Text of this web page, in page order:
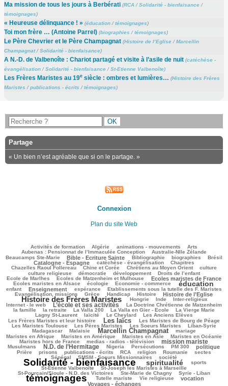
Ma mission de tous les jours à Berbérati (RCA/Solidarité - bienfaisance/
témoignages)
« Heureuse délinquance ! » (éducation/témoignages)
Toi mon frère … (Antoine Parrel) (biographies /témoignages)
Le Père Chevrier et le Père Champagnat (Histoire de l’Eglise/Marcellin
Champagnat/Solidarité - bienfaisance)
A N.-D. de Valbenoîte : Chariot partagé et visite à l’asile de nuit (catéchèse -
évangélisation/Solidarité - bienfaisance/St-Etienne Valbenoîte)
Les Frères Maristes au 19esiècle : ombres et lumières… (Histoire des Frères
Maristes /publications - écrits /témoignages)
Partage
« Un bien n’est agréable que si on le partage. »
Connexion
Plan du site Web
Activités de formation Algérie animations - mouvements Arts
Aubenas : Pensionnat de l’Immaculée Conception
48/3155 Australie-Nlle Zélande
83/3155
Beaucamps Ste-Marie
866/3155 Bible - Ecriture Sainte
82/3155 Bibliographie
566/3155 biographies
109/3155 Brésil
840/3155
Catalogne - Espagne catéchèse - évangélisation Chapitres
Chazelles Raoul Follereau
140/3155 Chine et Corée
216/3155 Chrétiens au Moyen Orient
481/3155 culture
45/3155
culture religieuse
démocratie développement Droits de l’enfant
Ecole de Marlhes
134/3155 Ecoles de Matzenheim et Mulhouse
936/3155 Ecoles maristes de France
237/3155
Ecoles maristes en Alsace
553/3155 écologie
192/3155 Economie - commerce
1824/3155 éducation
174/3155
enfant
876/3155 Enseignement
247/3155 espérance
48/3155 Etablissements sous la tutelle des F. Maristes
302/3155
Evangélisation, missions
637/3155 Grèce
166/3155 Handicap
302/3155 Histoire
798/3155 Histoire de l’Eglise
2138/3155
Histoire des Frères Maristes
156/3155 Hongrie Inde
202/3155 Inter-religieux
181/3155
Internet - le web
1156/3155 L’école et ses activités
55/3155 La Doctrine Chrétienne de Matzenheim
363/3155
la famille
126/3155 la retraite
55/3155 La Valla 200
78/3155 La Valla en Gier - Ecole
654/3155 La Vierge Marie
451/3155
Lagny St-Laurent
laïcité Le Cheylard Les Anciens Elèves
Les Frères Maristes et leur histoire
1532/3155 Les laïcs
605/3155 Les Maristes de Bourg de Péage
249/3155
Les Maristes Toulouse
470/3155 Les Pères Maristes
437/3155 Les Soeurs Maristes
132/3155 Liban-Syrie
176/3155
Madagascar
Malaisie Marcellin Champagnat mariage
Maristes en Afrique
362/3155 Maristes en Amérique
362/3155 Maristes en Asie
126/3155 Maristes en Océanie
406/3155
Maristes hors de France
354/3155 medias - radios - télévision
1272/3155 mission mariste
108/3155
Musulmans
1098/3155 N.D. de l’Hermitage
27/3155 Nigeria
205/3155 Persécutions
202/3155 PM 300
887/3155 politique
193/3155
Prière
100/3155 prisons
320/3155 publications - écrits
185/3155 RCA
321/3155 religion
67/3155 Roumanie
37/3155 sectes
50/3155
Sénégal
SMSM - Soeurs Missionnaires société
Solidarité - bienfaisance
1793/3155 spiritualité
307/3155 sports
242/3155
St-Etienne Valbenoîte
St-Joseph les Maristes à Marseille
St-Pourçain/Sioule - N.D. des Victoires
47/3155 Ste-Marie de Chagny
17/3155 Syrie - Liban
3155/3155
témoignages Tutelle mariste Vie religieuse vocation
Voyages - échanges